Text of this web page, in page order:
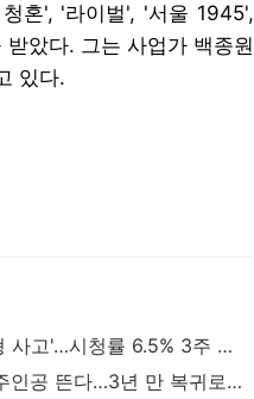
혼', '라이벌', '서울 1945',
았다. 그는 사업가 백종원
있다.
임영웅, 또 '대형 사고'…시청률 6.5% 3주 연속 '1위'→넷플릭스 4위 급상승한 韓 예능 ('산골총각
시청률 47.9% 주인공 뜬다…3년 만 복귀로 벌써 반응 뜨거운 韓 드라마